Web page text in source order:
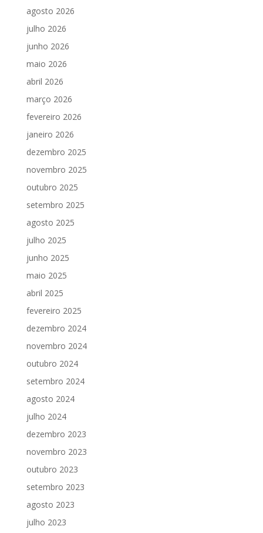
agosto 2026
julho 2026
junho 2026
maio 2026
abril 2026
março 2026
fevereiro 2026
janeiro 2026
dezembro 2025
novembro 2025
outubro 2025
setembro 2025
agosto 2025
julho 2025
junho 2025
maio 2025
abril 2025
fevereiro 2025
dezembro 2024
novembro 2024
outubro 2024
setembro 2024
agosto 2024
julho 2024
dezembro 2023
novembro 2023
outubro 2023
setembro 2023
agosto 2023
julho 2023